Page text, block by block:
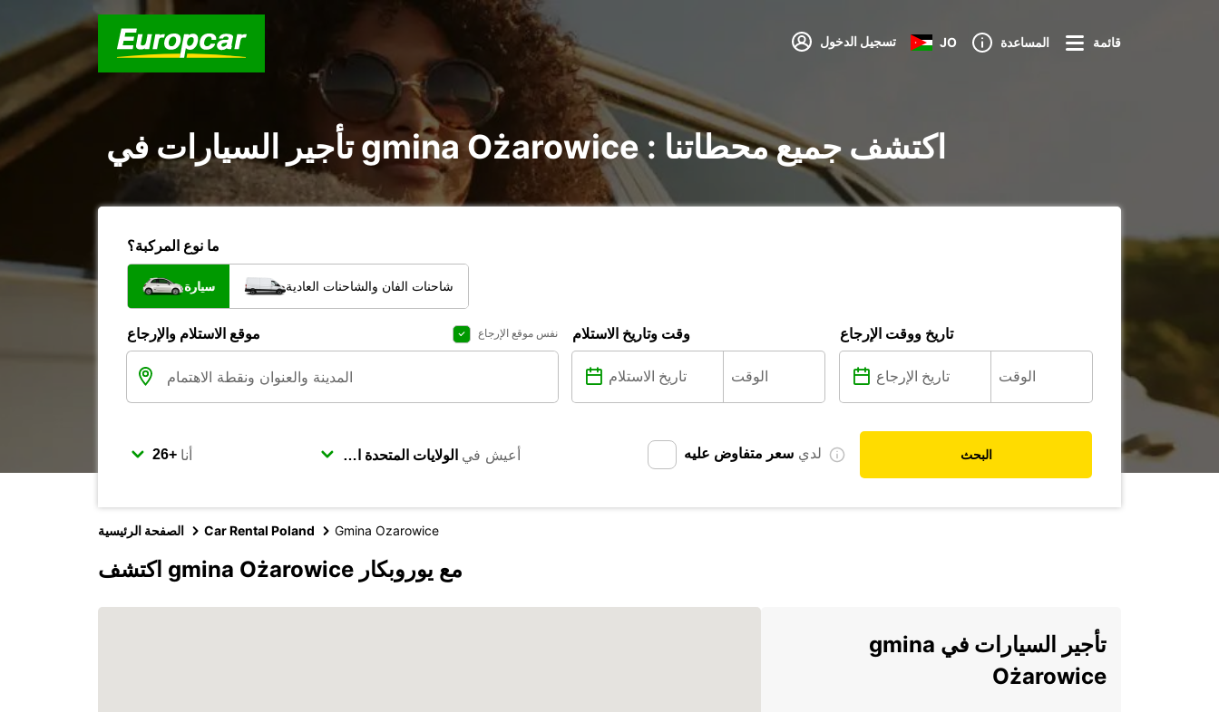
تسجيل الدخول JO المساعدة قائمة
تأجير السيارات في gmina Ożarowice : اكتشف جميع محطاتنا
ما نوع المركبة؟
سيارة شاحنات الفان والشاحنات العادية
موقع الاستلام والإرجاع نفس موقع الإرجاع وقت وتاريخ الاستلام تاريخ ووقت الإرجاع
أنا أعيش في لدي سعر متفاوض عليه البحث
الصفحة الرئيسية Car Rental Poland Gmina Ozarowice
اكتشف gmina Ożarowice مع يوروبكار
تأجير السيارات في gmina
Ożarowice